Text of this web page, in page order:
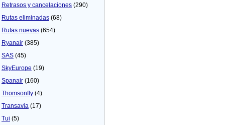
Retrasos y cancelaciones (290)
Rutas eliminadas (68)
Rutas nuevas (654)
Ryanair (385)
SAS (45)
SkyEurope (19)
Spanair (160)
Thomsonfly (4)
Transavia (17)
Tui (5)